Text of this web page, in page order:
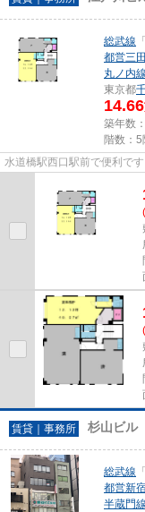
総武線 「
都営三
丸ノ内線
東京都
14.66
築年数
階数：5
水道橋駅西口駅前で便利です
賃貸｜事務所 杉山ビル
総武線 「
都営新
半蔵門線